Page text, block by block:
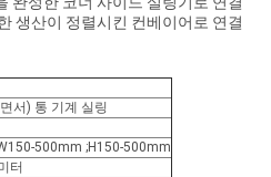
생산이 정렬시킨 컨베이어로 연결
서) 통 기계 실링
500mm ;H150-500mm
터